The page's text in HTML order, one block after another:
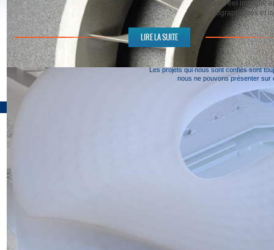
LIRE LA SUITE
Objet réel imprimé
holographiques et
Les projets qui nous sont confiés sont
nous ne pouvons présenter sur